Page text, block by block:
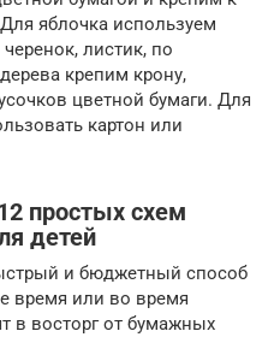
яблочка используем
листик, по
крепим крону,
цветной бумаги. Для
картон или
простых схем
детей
и бюджетный способ
время или во время
в восторг от бумажных